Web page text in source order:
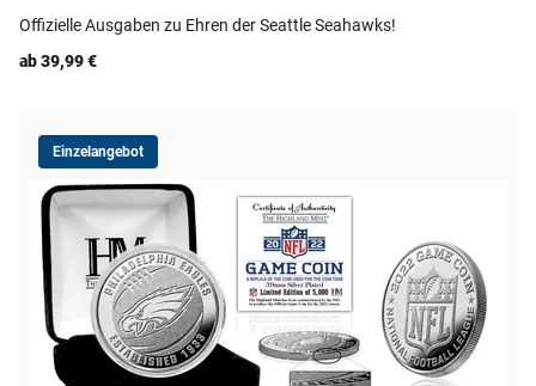
Offizielle Ausgaben zu Ehren der Seattle Seahawks!
ab 39,99 €
Einzelangebot